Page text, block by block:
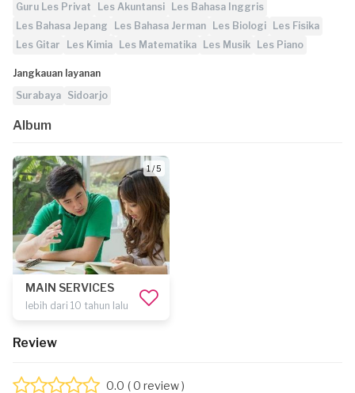
Guru Les Privat
Les Akuntansi
Les Bahasa Inggris
Les Bahasa Jepang
Les Bahasa Jerman Les Biologi
Les Fisika
Les Gitar
Les Kimia Les Matematika Les Musik Les Piano
Jangkauan layanan
Surabaya Sidoarjo
Album
1 / 5
MAIN SERVICES
lebih dari 10 tahun lalu
Review
0.0 ( 0 review )